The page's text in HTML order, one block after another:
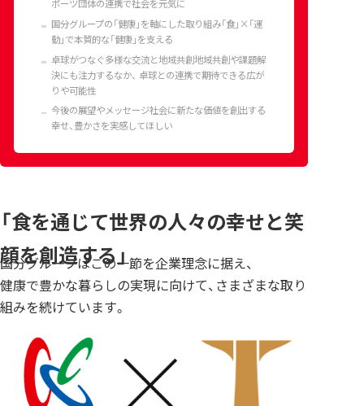
ポーツ団体の連携で社会を元気に
国分グループの「健康」を軸にした取り組み「食」×「運
動」で本質的な「健康」を支える
卓球がつなぐ多様な交流と地域共創地域共創や課題解
決にも注力するなか、 卓球との連携で期待できる広が
りや可能性
今後の展望やメッセージ社会に新たな価値を創出する
幸せ、豊かさを実感してほしい
「食を通じて世界の人々の幸せと笑
顔を創造する」
国分グループはこの一節を企業理念に据え、
健康で豊かな暮らしの実現に向けて、さまざまな取り
組みを続けています。